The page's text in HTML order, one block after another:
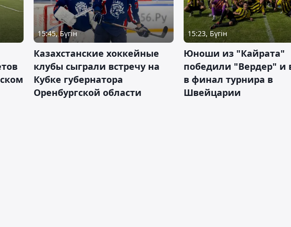
15:45, Бүгін
Казахстанские хоккейные
клубы сыграли встречу на
Кубке губернатора
Оренбургской области
15:23, Бүгін
Юноши из "Кайрата"
победили "Вердер"
в финал турнира в
Швейцарии